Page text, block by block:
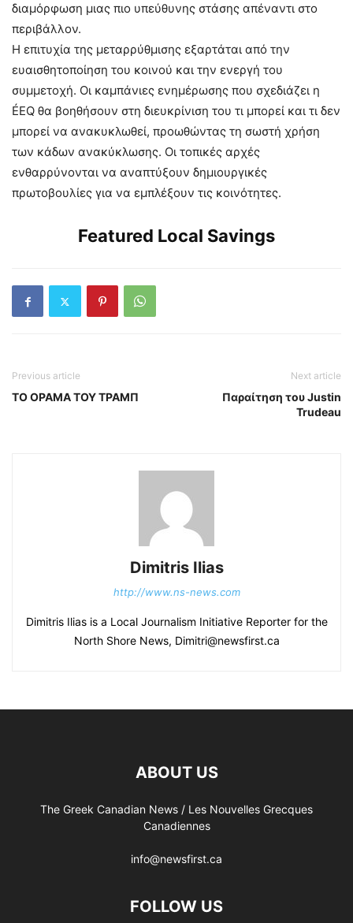
διαμόρφωση μιας πιο υπεύθυνης στάσης απέναντι στο
περιβάλλον.
Η επιτυχία της μεταρρύθμισης εξαρτάται από την
ευαισθητοποίηση του κοινού και την ενεργή του
συμμετοχή. Οι καμπάνιες ενημέρωσης που σχεδιάζει η
ÉEQ θα βοηθήσουν στη διευκρίνιση του τι μπορεί και τι δεν
μπορεί να ανακυκλωθεί, προωθώντας τη σωστή χρήση
των κάδων ανακύκλωσης. Οι τοπικές αρχές
ενθαρρύνονται να αναπτύξουν δημιουργικές
πρωτοβουλίες για να εμπλέξουν τις κοινότητες.
Featured Local Savings
Previous article
ΤΟ ΟΡΑΜΑ ΤΟΥ ΤΡΑΜΠ
Next article
Παραίτηση του Justin
Trudeau
Dimitris Ilias
http://www.ns-news.com
Dimitris Ilias is a Local Journalism Initiative Reporter for the
North Shore News, Dimitri@newsfirst.ca
ABOUT US
The Greek Canadian News / Les Nouvelles Grecques
Canadiennes
info@newsfirst.ca
FOLLOW US